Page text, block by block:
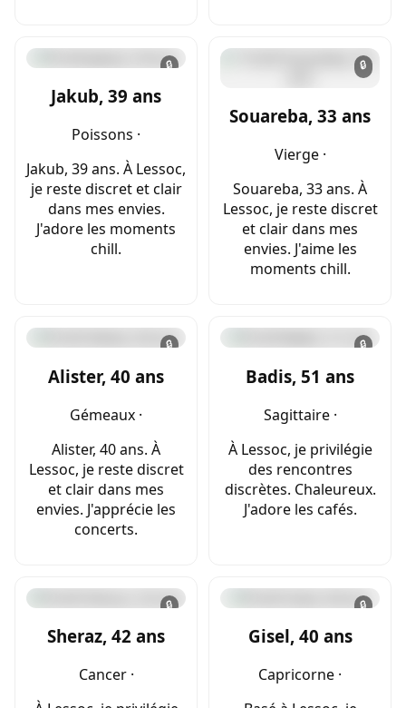
🔒
Jakub, 39 ans
Poissons ·
Jakub, 39 ans. À Lessoc,
je reste discret et clair
dans mes envies.
J'adore les moments
chill.
🔒
Souareba, 33 ans
Vierge ·
Souareba, 33 ans. À
Lessoc, je reste discret
et clair dans mes
envies. J'aime les
moments chill.
🔒
Alister, 40 ans
Gémeaux ·
Alister, 40 ans. À
Lessoc, je reste discret
et clair dans mes
envies. J'apprécie les
concerts.
🔒
Badis, 51 ans
Sagittaire ·
À Lessoc, je privilégie
des rencontres
discrètes. Chaleureux.
J'adore les cafés.
🔒
Sheraz, 42 ans
Cancer ·
🔒
Gisel, 40 ans
Capricorne ·